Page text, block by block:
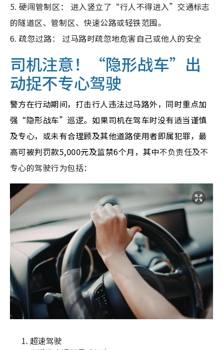
5. 硬闯管制区： 进入竖立了“行人不得进入”交通标志
的隧道区、管制区、快速公路或轻铁范围。
6. 疏忽过路： 过马路时疏忽地危害自己或他人的安全
司机注意！“隐形战车”出
动捉不专心驾驶
警方在行动期间，打击行人违法过马路外，同时重点加
强“隐形战车”巡逻。如果司机在驾车时没有适当谨慎
及专心，或未有合理顾及其他道路使用者即属犯罪，最
高可被判罚款5,000元及监禁6个月，其中不负责任及不
专心的驾驶行为包括：
超速驾驶